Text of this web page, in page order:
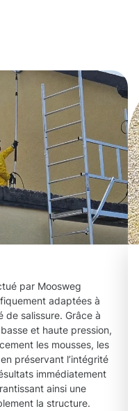
par Moosweg
adaptées à
salissure. Grâce à
et haute pression,
les mousses, les
préservant l’intégrité
immédiatement
ainsi une
la structure.